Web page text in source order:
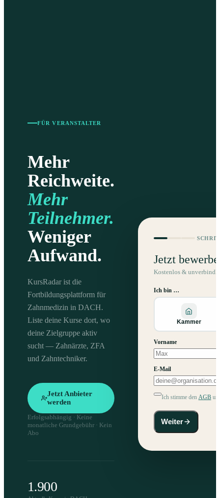
FÜR VERANSTALTER
Mehr
Reichweite.
Mehr
Teilnehmer.
Weniger
Aufwand.
KursRadar ist die
Fortbildungsplattform für
Zahnmedizin in DACH.
Liste deine Kurse dort, wo
deine Zielgruppe aktiv
sucht — Zahnärzte, ZFA
und Zahntechniker.
Jetzt Anbieter
werden
Erfolgsabhängig · Keine
monatliche Grundgebühr · Kein
Abo
1.900
Jetzt
Kostenlos &
Ich bin …
Kammer
Vorname
E-Mail
Ich stimme den AGB
Weiter